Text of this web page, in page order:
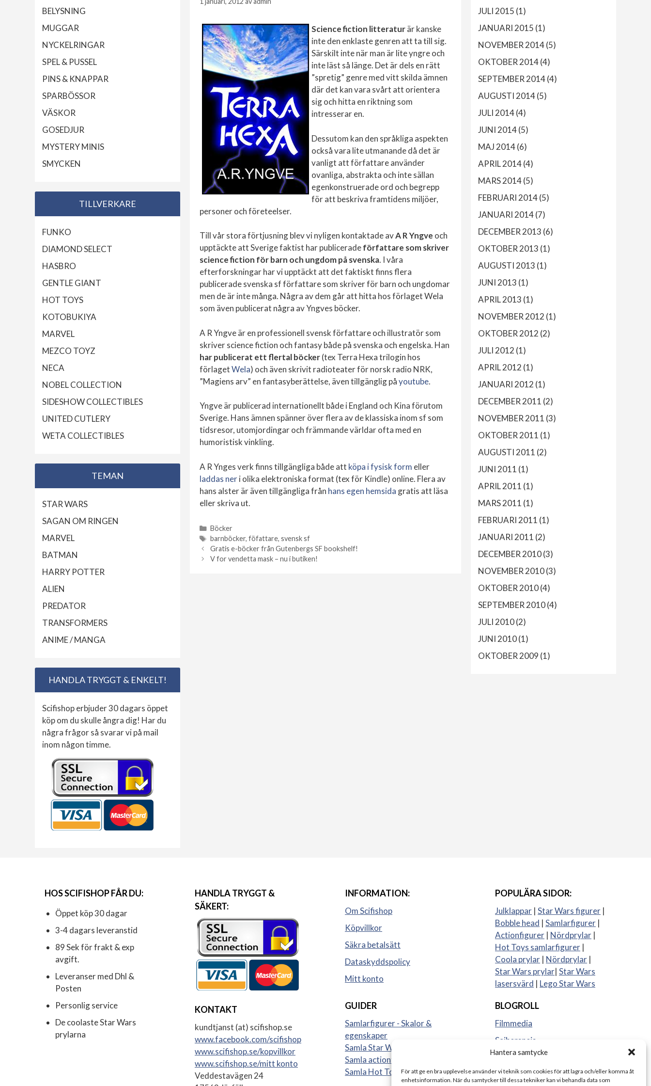
Hantera samtycke
För att ge en bra upplevelse använder vi teknik som cookies för att lagra och/eller komma åt
enhetsinformation. När du samtycker till dessa tekniker kan vi behandla data som
Science fiction litteraturär kanske
inte den enklaste genren att ta till sig.
Särskilt inte när man är lite yngre och
inte läst så länge. Det är dels en rätt
”spretig” genre med vitt skilda ämnen
där det kan vara svårt att orientera
sig och hitta en riktning som
intresserar en.
Dessutom kan den språkliga aspekten
också vara lite utmanande då det är
vanligt att författare använder
ovanliga, abstrakta och inte sällan
egenkonstruerade ord och begrepp
för att beskriva framtidens miljöer,
personer och företeelser.
Till vår stora förtjusning blev vi nyligen kontaktade avA R Yngve och
upptäckte att Sverige faktist har publiceradeförfattare som skriver
science fiction för barn och ungdom på svenska. I våra
efterforskningar har vi upptäckt att det faktiskt finns flera
publicerade svenska sf författare som skriver för barn och ungdomar
men de är inte många. Några av dem går att hitta hos förlaget Wela
som även publicerat några av Yngves böcker.
A R Yngve är en professionell svensk författare och illustratör som
skriver science fiction och fantasy både på svenska och engelska. Han
har publicerat ett flertal böcker(tex Terra Hexa trilogin hos
förlagetWela) och även skrivit radioteater för norsk radio NRK,
”Magiens arv” en fantasyberättelse, även tillgänglig påyoutube.
Yngve är publicerad internationellt både i England och Kina förutom
Sverige. Hans ämnen spänner över flera av de klassiska inom sf som
tidsresor, utomjordingar och främmande världar ofta med en
humoristisk vinkling.
A R Ynges verk finns tillgängliga både att köpa i fysisk form eller
laddas neri olika elektroniska format (tex för Kindle) online. Flera av
hans alster är även tillgängliga från hans egen hemsida gratis att läsa
eller skriva ut.
Kategorier
Böcker
Etiketter
barnböcker, föfattare, svensk sf
Gratis e-böcker från Gutenbergs SF bookshelf!
V for vendetta mask – nu i butiken!
BELYSNING
MUGGAR
NYCKELRINGAR
SPEL & PUSSEL
PINS & KNAPPAR
SPARBÖSSOR
VÄSKOR
GOSEDJUR
MYSTERY MINIS
SMYCKEN
TILLVERKARE
FUNKO
DIAMOND SELECT
HASBRO
GENTLE GIANT
HOT TOYS
KOTOBUKIYA
MARVEL
MEZCO TOYZ
NECA
NOBEL COLLECTION
SIDESHOW COLLECTIBLES
UNITED CUTLERY
WETA COLLECTIBLES
TEMAN
STAR WARS
SAGAN OM RINGEN
MARVEL
BATMAN
HARRY POTTER
ALIEN
PREDATOR
TRANSFORMERS
ANIME / MANGA
HANDLA TRYGGT & ENKELT!
Scifishop erbjuder 30 dagars öppet
köp om du skulle ångra dig! Har du
några frågor så svarar vi på mail
inom någon timme.
JULI 2015 (1)
JANUARI 2015 (1)
NOVEMBER 2014(5)
OKTOBER 2014(4)
SEPTEMBER 2014(4)
AUGUSTI 2014(5)
JULI 2014(4)
JUNI 2014(5)
MAJ 2014(6)
APRIL 2014(4)
MARS 2014(5)
FEBRUARI 2014(5)
JANUARI 2014(7)
DECEMBER 2013 (6)
OKTOBER 2013 (1)
AUGUSTI 2013 (1)
JUNI 2013 (1)
APRIL 2013 (1)
NOVEMBER 2012 (1)
OKTOBER 2012 (2)
JULI 2012 (1)
APRIL 2012 (1)
JANUARI 2012 (1)
DECEMBER 2011 (2)
NOVEMBER 2011 (3)
OKTOBER 2011 (1)
AUGUSTI 2011 (2)
JUNI 2011 (1)
APRIL 2011 (1)
MARS 2011 (1)
FEBRUARI 2011 (1)
JANUARI 2011 (2)
DECEMBER 2010(3)
NOVEMBER 2010(3)
OKTOBER 2010(4)
SEPTEMBER 2010(4)
JULI 2010(2)
JUNI 2010(1)
OKTOBER 2009 (1)
HOS SCIFISHOP FÅR DU:
Öppet köp 30 dagar
3-4 dagars leveranstid
89 Sek för frakt & exp
avgift.
Leveranser med Dhl &
Posten
Personlig service
De coolaste Star Wars
prylarna
HANDLA TRYGGT &
SÄKERT:
KONTAKT
kundtjanst (at) scifishop.se
www.facebook.com/scifishop
www.scifishop.se/kopvillkor
www.scifishop.se/mitt konto
Veddestavägen 24
INFORMATION:
Om Scifishop
Köpvillkor
Säkra betalsätt
Dataskyddspolicy
Mitt konto
GUIDER
Samlarfigurer - Skalor &
egenskaper
Samla Star Wars figurer
Samla actionfigurer
Samla Hot Toys
POPULÄRA SIDOR:
Julklappar | Star Wars figurer |
Bobble head | Samlarfigurer |
Actionfigurer | Nördprylar |
Hot Toys samlarfigurer |
Coola prylar | Nördprylar |
Star Wars prylar| Star Wars
lasersvärd | Lego Star Wars
BLOGROLL
Filmmedia
Sajberspejs
Strange things